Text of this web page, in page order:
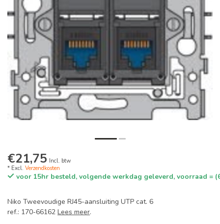
€21,75 Incl. btw
* Excl. Verzendkosten
voor 15hr besteld, volgende werkdag geleverd, voorraad =
Niko Tweevoudige RJ45-aansluiting UTP cat. 6
ref.: 170-66162 Lees meer.